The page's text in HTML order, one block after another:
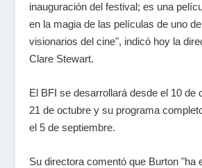
inauguración del festival; es una
en la magia de las películas de uno
visionarios del cine", indicó hoy la
Clare Stewart.
El BFI se desarrollará desde el 10 de
21 de octubre y su programa
el 5 de septiembre.
Su directora comentó que Burton "ha